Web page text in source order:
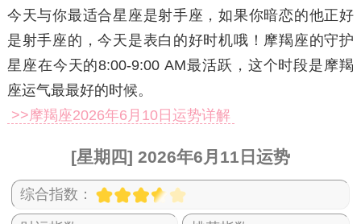
今天与你最适合星座是射手座，如果你暗恋的他正好
是射手座的，今天是表白的好时机哦！摩羯座的守护
星座在今天的8:00-9:00 AM最活跃，这个时段是摩羯
座运气最最好的时候。
>>摩羯座2026年6月10日运势详解
[星期四] 2026年6月11日运势
综合指数：